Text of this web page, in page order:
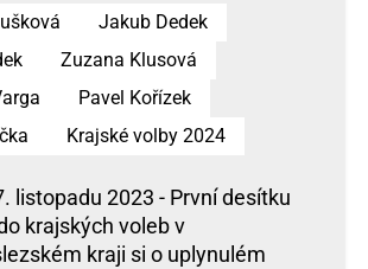
Jakub Dedek
Zuzana Klusová
Pavel Kořízek
Krajské volby 2024
listopadu 2023 - První desítku
krajských voleb v
kraji si o uplynulém